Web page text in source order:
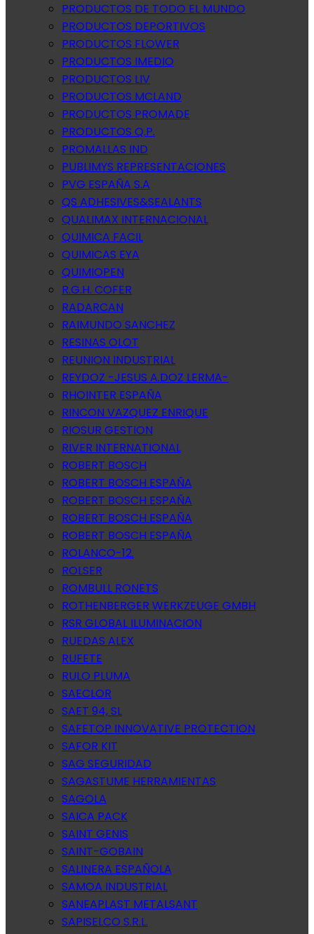
PRODUCTOS DE TODO EL MUNDO
PRODUCTOS DEPORTIVOS
PRODUCTOS FLOWER
PRODUCTOS IMEDIO
PRODUCTOS LIV
PRODUCTOS MCLAND
PRODUCTOS PROMADE
PRODUCTOS Q.P.
PROMALLAS IND
PUBLIMYS REPRESENTACIONES
PVG ESPAÑA S.A
QS ADHESIVES&SEALANTS
QUALIMAX INTERNACIONAL
QUIMICA FACIL
QUIMICAS EYA
QUIMIOPEN
R.G.H. COFER
RADARCAN
RAIMUNDO SANCHEZ
RESINAS OLOT
REUNION INDUSTRIAL
REYDOZ -JESUS A.DOZ LERMA-
RHOINTER ESPAÑA
RINCON VAZQUEZ ENRIQUE
RIOSUR GESTION
RIVER INTERNATIONAL
ROBERT BOSCH
ROBERT BOSCH ESPAÑA
ROBERT BOSCH ESPAÑA
ROBERT BOSCH ESPAÑA
ROBERT BOSCH ESPAÑA
ROLANCO-12.
ROLSER
ROMBULL RONETS
ROTHENBERGER WERKZEUGE GMBH
RSR GLOBAL ILUMINACION
RUEDAS ALEX
RUFETE
RULO PLUMA
SAECLOR
SAET 94, SL
SAFETOP INNOVATIVE PROTECTION
SAFOR KIT
SAG SEGURIDAD
SAGASTUME HERRAMIENTAS
SAGOLA
SAICA PACK
SAINT GENIS
SAINT-GOBAIN
SALINERA ESPAÑOLA
SAMOA INDUSTRIAL
SANEAPLAST METALSANT
SAPISELCO S.R.L.